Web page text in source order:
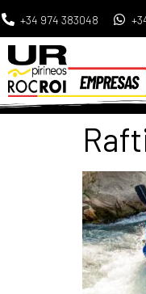
+34 974 383048